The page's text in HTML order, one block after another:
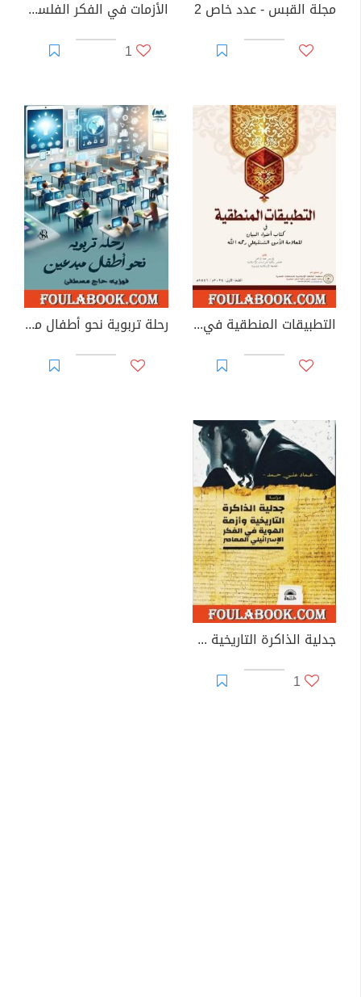
مجلة القبس - عدد خاص 2
الأزمات في الفكر الفلسفي والدراسات الثقافية
1
التطبيقات المنطقية في كتاب أضواء البيان رحلة تربوية نحو أطفال مبدعين
جدلية الذاكرة التاريخية وأزمة الهوية في الفكر الإسرائيلي المعاصر
1